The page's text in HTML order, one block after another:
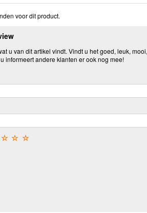
voor dit product.
u van dit artikel vindt. Vindt u het goed, leuk,
informeert andere klanten er ook nog mee!
☆
☆
☆